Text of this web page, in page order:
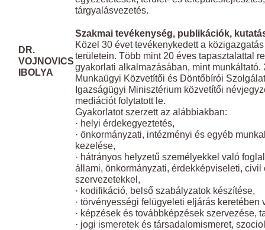
DR.
VOJNOVICS
IBOLYA
tárgyalásvezetés.
Szakmai tevékenység, publikációk,
Közel 30 évet tevékenykedett a
területein. Több mint 20 éves tapasztalattal
gyakorlati alkalmazásában, mint munkáltató.
Munkaügyi Közvetítői és Döntőbírói
Igazságügyi Minisztérium közvetítői
mediációt folytatott le.
Gyakorlatot szerzett az alábbiakban:
· helyi érdekegyeztetés,
· önkormányzati, intézményi és egyéb
kezelése,
· hátrányos helyzetű személyekkel való
állami, önkormányzati, érdekképviseleti, civil
szervezetekkel,
· kodifikáció, belső szabályzatok készítése,
· törvényességi felügyeleti eljárás keretében
· képzések és továbbképzések szervezése,
· jogi ismeretek és társadalomismeret,